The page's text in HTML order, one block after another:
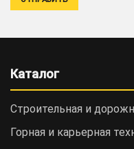
Каталог
Строительная и
Горная и карьерная